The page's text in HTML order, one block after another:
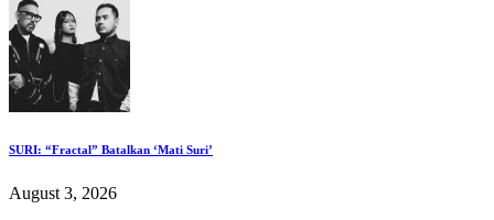
SURI: “Fractal” Batalkan ‘Mati Suri’
August 3, 2026